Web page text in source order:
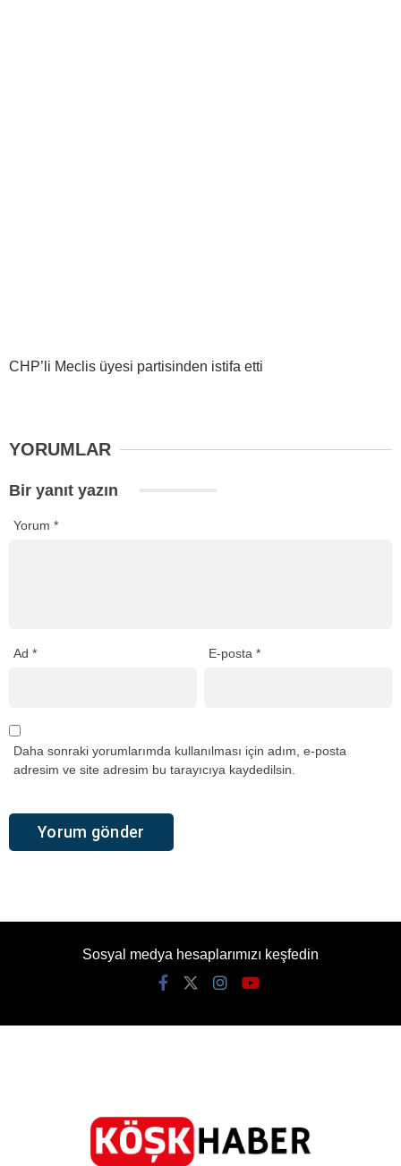
CHP’li Meclis üyesi partisinden istifa etti
YORUMLAR
Bir yanıt yazın
Yorum *
Ad * E-posta*
Daha sonraki yorumlarımda kullanılması için adım, e-posta
adresim ve site adresim bu tarayıcıya kaydedilsin.
Sosyal medya hesaplarımızı keşfedin